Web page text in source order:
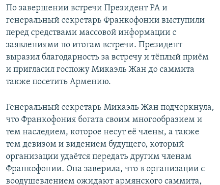
По завершении встречи Президент РА и
генеральный секретарь Франкофонии выступили
перед средствами массовой информации с
заявлениями по итогам встречи. Президент
выразил благодарность за встречу и тёплый приём
и пригласил госпожу Микаэль Жан до саммита
также посетить Армению.
Генеральный секретарь Микаэль Жан подчеркнула,
что Франкофония богата своим многообразием и
тем наследием, которое несут её члены, а также
тем девизом и видением будущего, который
организации удаётся передать другим членам
Франкофонии. Она заверила, что в организации с
воодушевлением ожидают армянского саммита,